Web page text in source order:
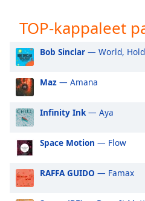
selected
Subtitles
subtitles
settings
subtitles
settings
dialog
subtitles
off
selected
TOP-kappaleet
Bob Sinclar — World,
Maz — Amana
Infinity Ink— Aya
Space Motion — Flow
RAFFA GUIDO — Famax